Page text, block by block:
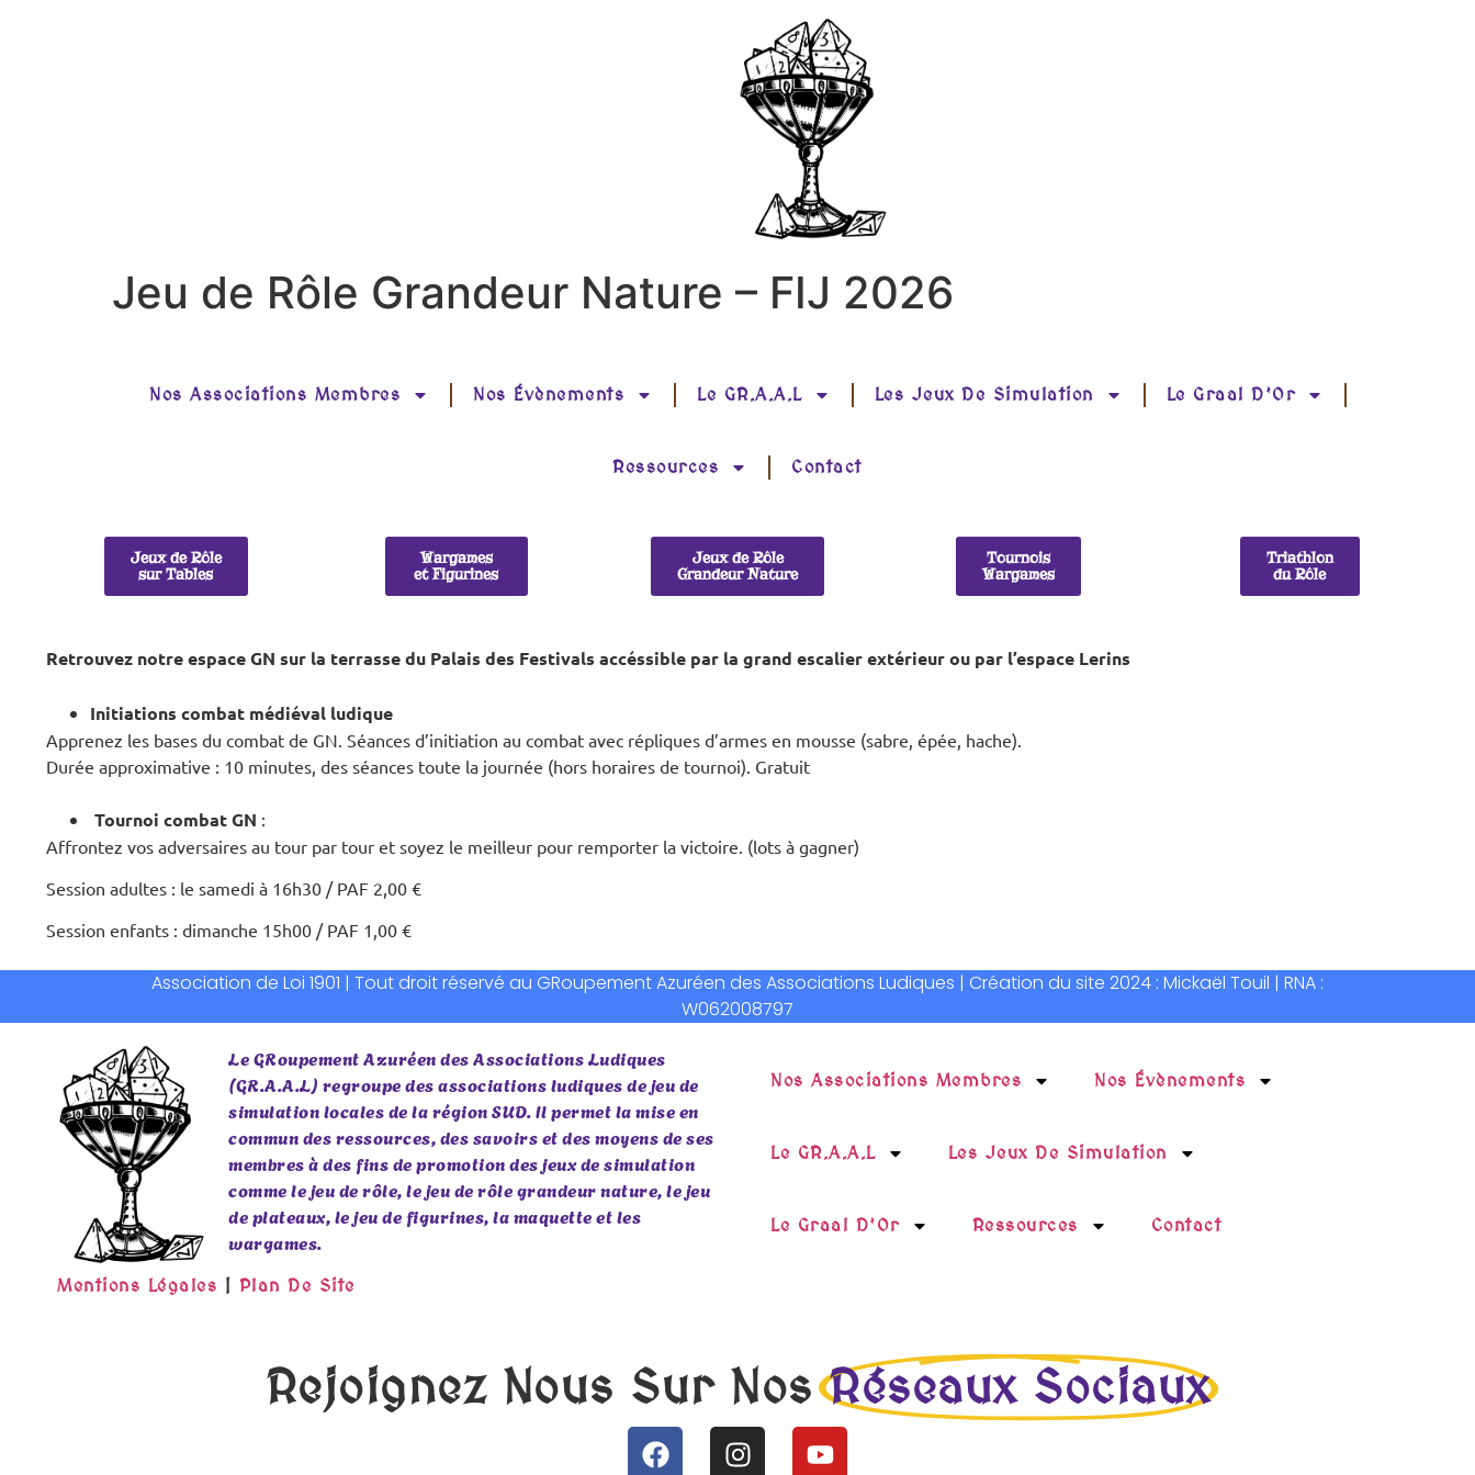
Jeu de Rôle Grandeur Nature – FIJ 2026
Nos Associations Membres Nos Évènements Le GR.A.A.L Les Jeux De Simulation Le Graal D’Or
Ressources Contact
Wargames
et Figurines
Jeux de Rôle
sur Tables
Jeux de Rôle
Grandeur Nature
Tournois
Wargames
Triathlon
du Rôle
Retrouvez notre espace GN sur la terrasse du Palais des Festivals accéssible par la grand escalier extérieur ou par l’espace Lerins
Initiations combat médiéval ludique
Apprenez les bases du combat de GN. Séances d’initiation au combat avec répliques d’armes en mousse (sabre, épée, hache).
Durée approximative : 10 minutes, des séances toute la journée (hors horaires de tournoi). Gratuit
Tournoi combat GN :
Affrontez vos adversaires au tour par tour et soyez le meilleur pour remporter la victoire. (lots à gagner)
Session adultes : le samedi à 16h30 / PAF 2,00 €
Session enfants : dimanche 15h00 / PAF 1,00 €
Association de Loi 1901 | Tout droit réservé au GRoupement Azuréen des Associations Ludiques | Création du site 2024 : Mickaël Touil | RNA :
W062008797
Le GRoupement Azuréen des Associations Ludiques
(GR.A.A.L) regroupe des associations ludiques de jeu de
simulation locales de la région SUD. Il permet la mise en
commun des ressources, des savoirs et des moyens de ses
membres à des fins de promotion des jeux de simulation
comme le jeu de rôle, le jeu de rôle grandeur nature, le jeu
de plateaux, le jeu de figurines, la maquette et les
wargames.
Mentions Légales | Plan De Site
Nos Associations Membres Nos Évènements
Le GR.A.A.L Les Jeux De Simulation
Le Graal D’Or Ressources Contact
Rejoignez Nous Sur Nos Réseaux Sociaux